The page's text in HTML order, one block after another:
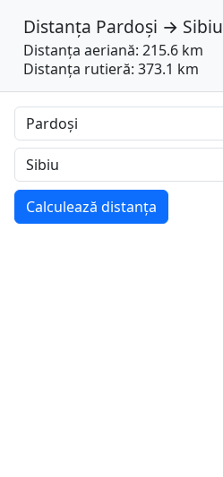
Distanța Pardoși → Sibiu
Distanța aeriană: 215.6 km
Distanța rutieră: 373.1 km
Calculează distanța